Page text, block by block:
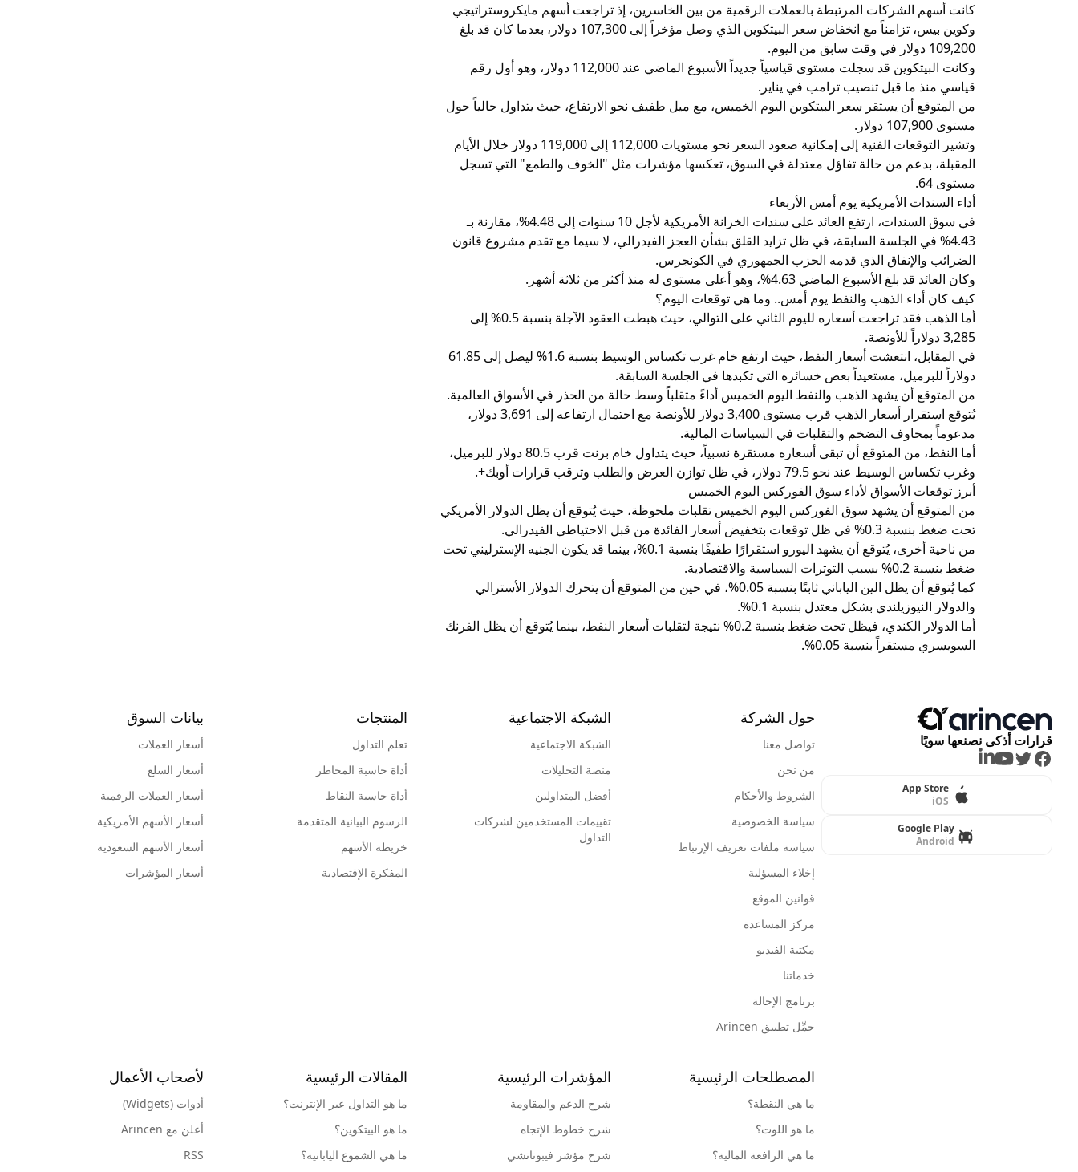
كانت أسهم الشركات المرتبطة بالعملات الرقمية من بين الخاسرين، إذ تراجعت أسهم مايكروستراتيجي
وكوين بيس، تزامناً مع انخفاض سعر البيتكوين الذي وصل مؤخراً إلى 107,300 دولار، بعدما كان قد بلغ
109,200 دولار في وقت سابق من اليوم.
وكانت البيتكوين قد سجلت مستوى قياسياً جديداً الأسبوع الماضي عند 112,000 دولار، وهو أول رقم
قياسي منذ ما قبل تنصيب ترامب في يناير.
من المتوقع أن يستقر سعر البيتكوين اليوم الخميس، مع ميل طفيف نحو الارتفاع، حيث يتداول حالياً حول
مستوى 107,900 دولار.
وتشير التوقعات الفنية إلى إمكانية صعود السعر نحو مستويات 112,000 إلى 119,000 دولار خلال الأيام
المقبلة، بدعم من حالة تفاؤل معتدلة في السوق، تعكسها مؤشرات مثل "الخوف والطمع" التي تسجل
مستوى 64.
أداء السندات الأمريكية يوم أمس الأربعاء
في سوق السندات، ارتفع العائد على سندات الخزانة الأمريكية لأجل 10 سنوات إلى 4.48%، مقارنة بـ
4.43% في الجلسة السابقة، في ظل تزايد القلق بشأن العجز الفيدرالي، لا سيما مع تقدم مشروع قانون
الضرائب والإنفاق الذي قدمه الحزب الجمهوري في الكونجرس.
وكان العائد قد بلغ الأسبوع الماضي 4.63%، وهو أعلى مستوى له منذ أكثر من ثلاثة أشهر.
كيف كان أداء الذهب والنفط يوم أمس.. وما هي توقعات اليوم؟
أما الذهب فقد تراجعت أسعاره لليوم الثاني على التوالي، حيث هبطت العقود الآجلة بنسبة 0.5% إلى
3,285 دولاراً للأونصة.
في المقابل، انتعشت أسعار النفط، حيث ارتفع خام غرب تكساس الوسيط بنسبة 1.6% ليصل إلى 61.85
دولاراً للبرميل، مستعيداً بعض خسائره التي تكبدها في الجلسة السابقة.
من المتوقع أن يشهد الذهب والنفط اليوم الخميس أداءً متقلباً وسط حالة من الحذر في الأسواق العالمية.
يُتوقع استقرار أسعار الذهب قرب مستوى 3,400 دولار للأونصة مع احتمال ارتفاعه إلى 3,691 دولار،
مدعوماً بمخاوف التضخم والتقلبات في السياسات المالية.
أما النفط، من المتوقع أن تبقى أسعاره مستقرة نسبياً، حيث يتداول خام برنت قرب 80.5 دولار للبرميل،
وغرب تكساس الوسيط عند نحو 79.5 دولار، في ظل توازن العرض والطلب وترقب قرارات أوبك+.
أبرز توقعات الأسواق لأداء سوق الفوركس اليوم الخميس
من المتوقع أن يشهد سوق الفوركس اليوم الخميس تقلبات ملحوظة، حيث يُتوقع أن يظل الدولار الأمريكي
تحت ضغط بنسبة 0.3% في ظل توقعات بتخفيض أسعار الفائدة من قبل الاحتياطي الفيدرالي.
من ناحية أخرى، يُتوقع أن يشهد اليورو استقرارًا طفيفًا بنسبة 0.1%، بينما قد يكون الجنيه الإسترليني تحت
ضغط بنسبة 0.2% بسبب التوترات السياسية والاقتصادية.
كما يُتوقع أن يظل الين الياباني ثابتًا بنسبة 0.05%، في حين من المتوقع أن يتحرك الدولار الأسترالي
والدولار النيوزيلندي بشكل معتدل بنسبة 0.1%.
أما الدولار الكندي، فيظل تحت ضغط بنسبة 0.2% نتيجة لتقلبات أسعار النفط، بينما يُتوقع أن يظل الفرنك
السويسري مستقراً بنسبة 0.05%.
قرارات أذكى نصنعها سويًا
Facebook
Twitter
Youtube
LinkedIn
App Store
iOS
Google Play
Android
حول الشركة
تواصل معنا
من نحن
الشروط والأحكام
سياسة الخصوصية
سياسة ملفات تعريف الإرتباط
إخلاء المسؤلية
قوانين الموقع
مركز المساعدة
مكتبة الفيديو
خدماتنا
برنامج الإحالة
حمِّل تطبيق Arincen
الشبكة الاجتماعية
الشبكة الاجتماعية
منصة التحليلات
أفضل المتداولين
تقييمات المستخدمين لشركات
التداول
المنتجات
تعلم التداول
أداة حاسبة المخاطر
أداة حاسبة النقاط
الرسوم البيانية المتقدمة
خريطة الأسهم
المفكرة الإقتصادية
بيانات السوق
أسعار العملات
أسعار السلع
أسعار العملات الرقمية
أسعار الأسهم الأمريكية
أسعار الأسهم السعودية
أسعار المؤشرات
المصطلحات الرئيسية
ما هي النقطة؟
ما هو اللوت؟
ما هي الرافعة المالية؟
المؤشرات الرئيسية
شرح الدعم والمقاومة
شرح خطوط الإتجاه
شرح مؤشر فيبوناتشي
المقالات الرئيسية
ما هو التداول عبر الإنترنت؟
ما هو البيتكوين؟
ما هي الشموع اليابانية؟
لأصحاب الأعمال
أدوات (Widgets)
أعلن مع Arincen
RSS